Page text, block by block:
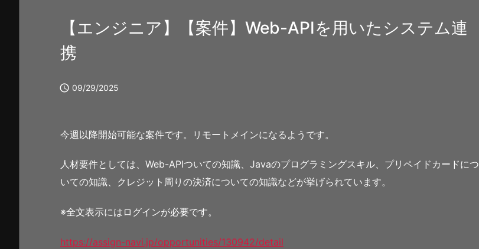
【エンジニア】【案件】Web-APIを用いたシステム連
携
 09/29/2025
今週以降開始可能な案件です。リモートメインになるようです。
人材要件としては、Web-APIついての知識、Javaのプログラミングスキル、プリペイドカードにつ
いての知識、クレジット周りの決済についての知識などが挙げられています。
※全文表示にはログインが必要です。
https://assign-navi.jp/opportunities/130942/detail